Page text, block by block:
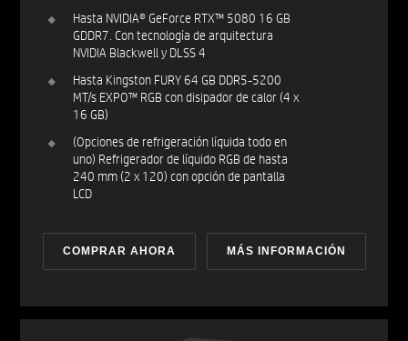
Hasta NVIDIA® GeForce RTX™ 5080 16 GB
GDDR7. Con tecnología de arquitectura
NVIDIA Blackwell y DLSS 4
Hasta Kingston FURY 64 GB DDR5-5200
MT/s EXPO™ RGB con disipador de calor (4 x
16 GB)
(Opciones de refrigeración líquida todo en
uno) Refrigerador de líquido RGB de hasta
240 mm (2 x 120) con opción de pantalla
LCD
COMPRAR AHORA MÁS INFORMACIÓN